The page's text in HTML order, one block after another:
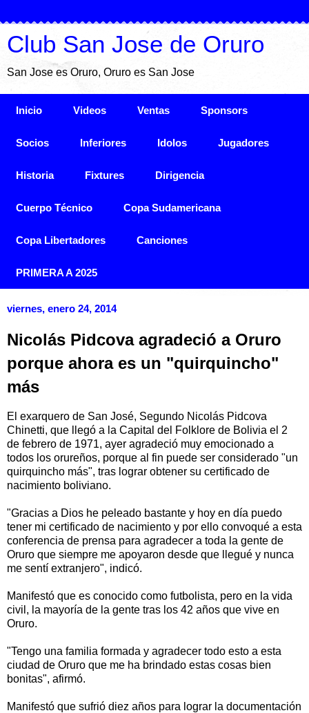
Club San Jose de Oruro
San Jose es Oruro, Oruro es San Jose
Inicio Videos Ventas Sponsors
Socios Inferiores Idolos Jugadores
Historia Fixtures Dirigencia
Cuerpo Técnico Copa Sudamericana
Copa Libertadores Canciones
PRIMERA A 2025
viernes, enero 24, 2014
Nicolás Pidcova agradeció a Oruro
porque ahora es un "quirquincho"
más
El exarquero de San José, Segundo Nicolás Pidcova
Chinetti, que llegó a la Capital del Folklore de Bolivia el 2
de febrero de 1971, ayer agradeció muy emocionado a
todos los orureños, porque al fin puede ser considerado "un
quirquincho más", tras lograr obtener su certificado de
nacimiento boliviano.
"Gracias a Dios he peleado bastante y hoy en día puedo
tener mi certificado de nacimiento y por ello convoqué a esta
conferencia de prensa para agradecer a toda la gente de
Oruro que siempre me apoyaron desde que llegué y nunca
me sentí extranjero", indicó.
Manifestó que es conocido como futbolista, pero en la vida
civil, la mayoría de la gente tras los 42 años que vive en
Oruro.
"Tengo una familia formada y agradecer todo esto a esta
ciudad de Oruro que me ha brindado estas cosas bien
bonitas", afirmó.
Manifestó que sufrió diez años para lograr la documentación